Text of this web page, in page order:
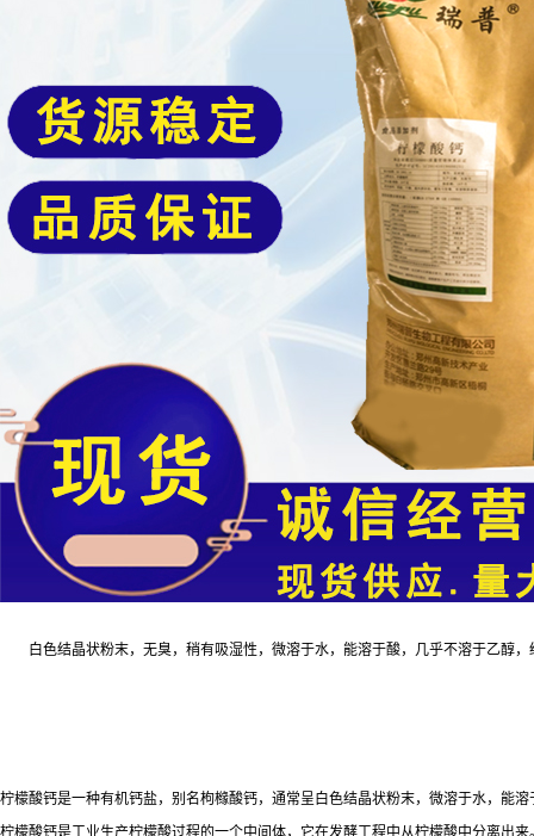
白色结晶状粉末，无臭，稍有吸湿性，微溶于水，能溶于酸，几乎不溶于乙醇
柠檬酸钙是一种有机钙盐，别名枸橼酸钙，通常呈白色结晶状粉末，微溶于水，能
柠檬酸钙是工业生产柠檬酸过程的一个中间体，它在发酵工程中从柠檬酸中分离出